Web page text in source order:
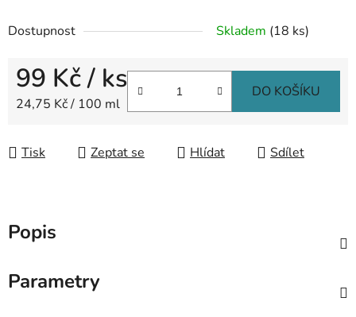
Dostupnost Skladem (18 ks)
99 Kč/ ks
Měrná cena:
24,75 Kč / 100 ml
DO KOŠÍKU
Tisk Zeptat se Hlídat Sdílet
Popis
Parametry